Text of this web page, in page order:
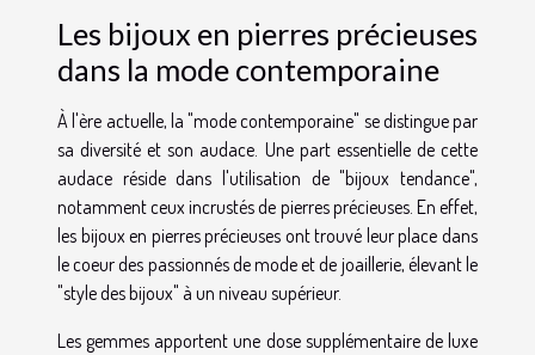
Les bijoux en pierres précieuses
dans la mode contemporaine
À l'ère actuelle, la "mode contemporaine" se distingue par
sa diversité et son audace. Une part essentielle de cette
audace réside dans l'utilisation de "bijoux tendance",
notamment ceux incrustés de pierres précieuses. En effet,
les bijoux en pierres précieuses ont trouvé leur place dans
le coeur des passionnés de mode et de joaillerie, élevant le
"style des bijoux" à un niveau supérieur.
Les gemmes apportent une dose supplémentaire de luxe